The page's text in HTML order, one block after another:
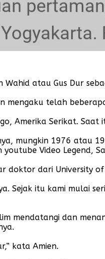
atau Gus Dur
mengaku telah
Amerika Serikat.
mungkin 1976 atau
Video Legend,
doktor dari University
Sejak itu kami mulai
mendatangi dan
kata Amien.